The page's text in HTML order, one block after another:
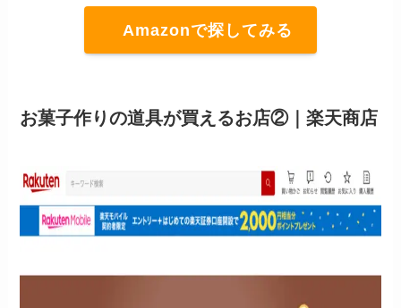
Amazonで探してみる
お菓子作りの道具が買えるお店②｜楽天商店